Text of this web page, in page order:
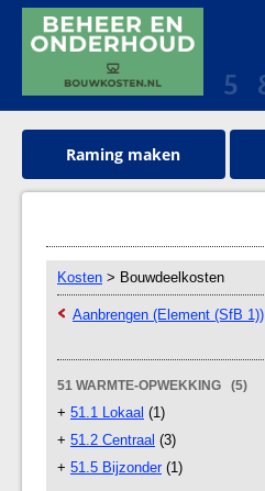
Raming maken
Kosten > Bouwdeelkosten
Aanbrengen (Element (SfB 1))
51 WARMTE-OPWEKKING (5)
+ 51.1 Lokaal (1)
+ 51.2 Centraal (3)
+ 51.5 Bijzonder(1)